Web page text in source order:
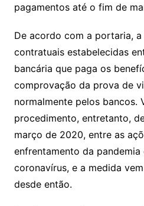
pagamentos até o fim de
De acordo com a portaria,
contratuais estabelecidas
bancária que paga os
comprovação da prova de
normalmente pelos bancos.
procedimento, entretanto,
março de 2020, entre as
enfrentamento da
coronavírus, e a medida
desde então.